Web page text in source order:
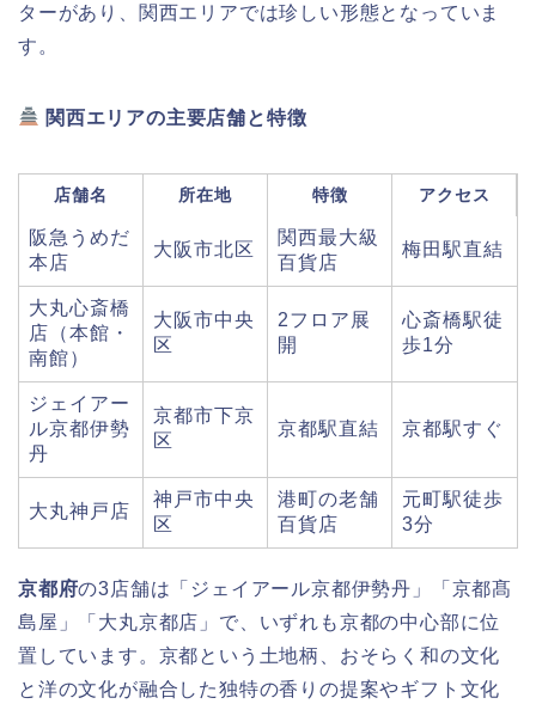
ターがあり、関西エリアでは珍しい形態となっていま
す。
関西エリアの主要店舗と特徴
店舗名 所在地 特徴 アクセス
阪急うめだ
本店
大阪市北区
関西最大級
百貨店
梅田駅直結
大丸心斎橋
店（本館・
南館）
大阪市中央
区
2フロア展
開
心斎橋駅徒
歩1分
ジェイアー
ル京都伊勢
丹
京都市下京
区
京都駅直結 京都駅すぐ
大丸神戸店
神戸市中央
区
港町の老舗
百貨店
元町駅徒歩
3分
京都府の3店舗は「ジェイアール京都伊勢丹」「京都髙
島屋」「大丸京都店」で、いずれも京都の中心部に位
置しています。京都という土地柄、おそらく和の文化
と洋の文化が融合した独特の香りの提案やギフト文化